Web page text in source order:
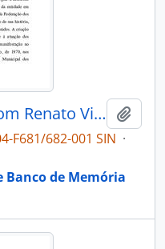
Síntese da entrevista com Renato Viero
F681/682-001 SIN ·
Banco de Memória